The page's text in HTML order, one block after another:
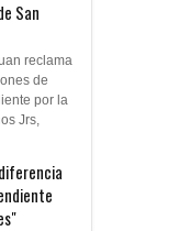
San
reclama
de
por la
Jrs,